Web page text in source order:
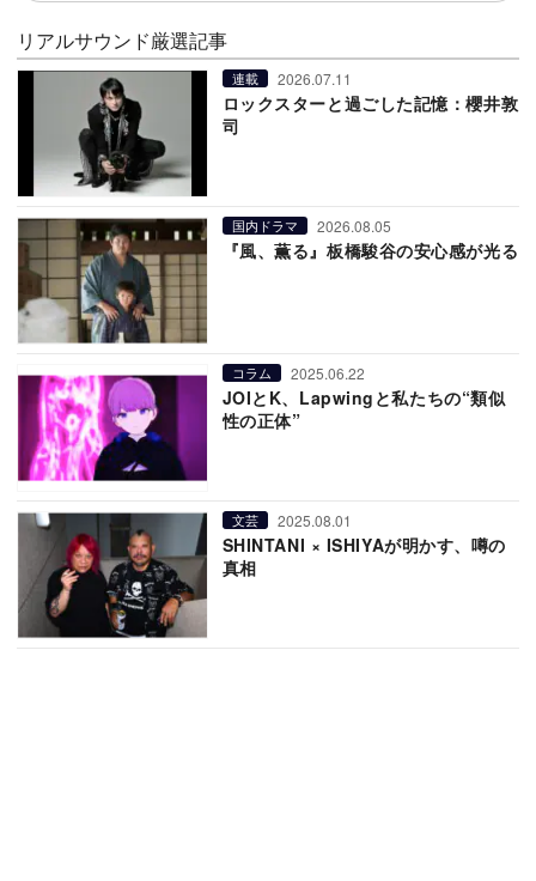
リアルサウンド厳選記事
連載 2026.07.11
ロックスターと過ごした記憶：櫻井敦
司
国内ドラマ 2026.08.05
『風、薫る』板橋駿谷の安心感が光る
コラム 2025.06.22
JOIとK、Lapwingと私たちの“類似
性の正体”
文芸 2025.08.01
SHINTANI × ISHIYAが明かす、噂の
真相